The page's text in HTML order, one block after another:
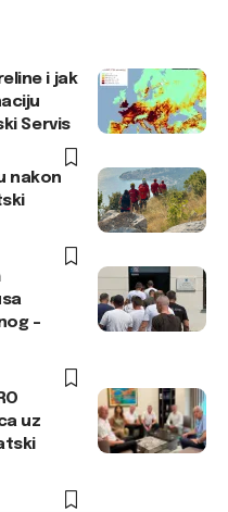
i jak
Servis
nakon
–
uz